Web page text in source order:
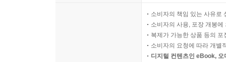
소비자의 책임 있는 사유로
소비자의 사용, 포장 개봉
복제가 가능한 상품 등의
소비자의 요청에 따라 개별
디지털 컨텐츠인 eBook,